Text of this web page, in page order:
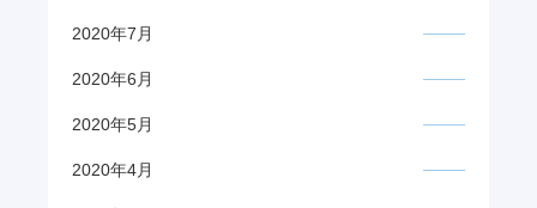
2020年7月
2020年6月
2020年5月
2020年4月